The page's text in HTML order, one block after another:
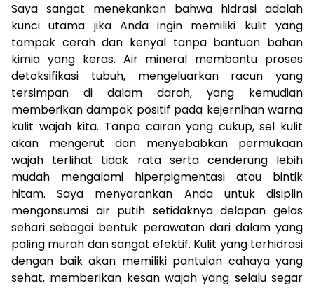
Saya sangat menekankan bahwa hidrasi adalah
kunci utama jika Anda ingin memiliki kulit yang
tampak cerah dan kenyal tanpa bantuan bahan
kimia yang keras. Air mineral membantu proses
detoksifikasi tubuh, mengeluarkan racun yang
tersimpan di dalam darah, yang kemudian
memberikan dampak positif pada kejernihan warna
kulit wajah kita. Tanpa cairan yang cukup, sel kulit
akan mengerut dan menyebabkan permukaan
wajah terlihat tidak rata serta cenderung lebih
mudah mengalami hiperpigmentasi atau bintik
hitam. Saya menyarankan Anda untuk disiplin
mengonsumsi air putih setidaknya delapan gelas
sehari sebagai bentuk perawatan dari dalam yang
paling murah dan sangat efektif. Kulit yang terhidrasi
dengan baik akan memiliki pantulan cahaya yang
sehat, memberikan kesan wajah yang selalu segar